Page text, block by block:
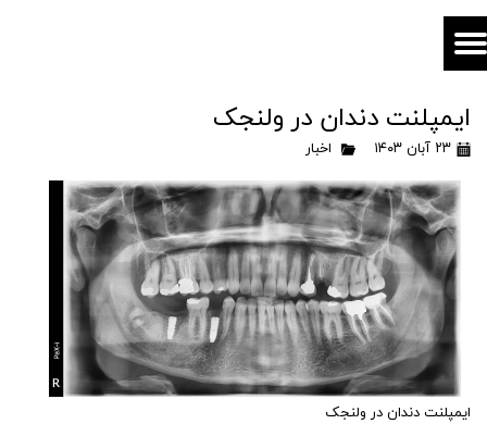
ایمپلنت دندان در ولنجک
۲۳ آبان ۱۴۰۳ اخبار
ایمپلنت دندان در ولنجک